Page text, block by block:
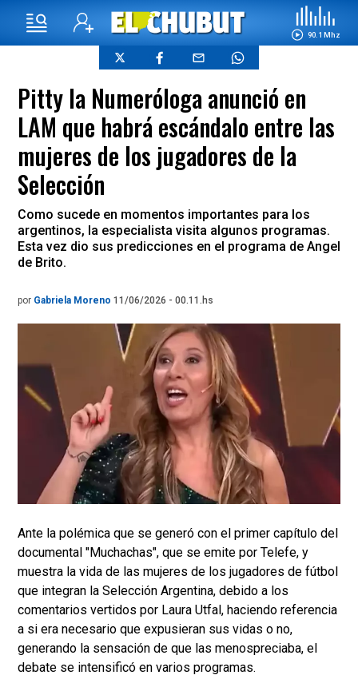
90.1 Mhz
Pitty la Numeróloga anunció en
LAM que habrá escándalo entre las
mujeres de los jugadores de la
Selección
Como sucede en momentos importantes para los
argentinos, la especialista visita algunos programas.
Esta vez dio sus predicciones en el programa de Angel
de Brito.
por Gabriela Moreno 11/06/2026 - 00.11.hs
Ante la polémica que se generó con el primer capítulo del
documental "Muchachas", que se emite por Telefe, y
muestra la vida de las mujeres de los jugadores de fútbol
que integran la Selección Argentina, debido a los
comentarios vertidos por Laura Utfal, haciendo referencia
a si era necesario que expusieran sus vidas o no,
generando la sensación de que las menospreciaba, el
debate se intensificó en varios programas.